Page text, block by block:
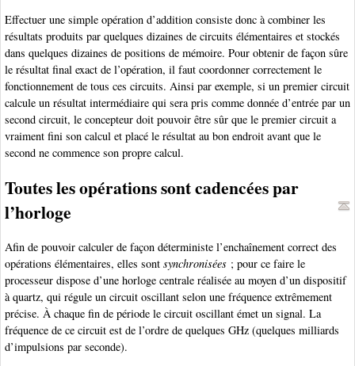
Effectuer une simple opération d’addition consiste donc à combiner les
résultats produits par quelques dizaines de circuits élémentaires et stockés
dans quelques dizaines de positions de mémoire. Pour obtenir de façon sûre
le résultat final exact de l’opération, il faut coordonner correctement le
fonctionnement de tous ces circuits. Ainsi par exemple, si un premier circuit
calcule un résultat intermédiaire qui sera pris comme donnée d’entrée par un
second circuit, le concepteur doit pouvoir être sûr que le premier circuit a
vraiment fini son calcul et placé le résultat au bon endroit avant que le
second ne commence son propre calcul.
Toutes les opérations sont cadencées par
l’horloge
Afin de pouvoir calculer de façon déterministe l’enchaînement correct des
opérations élémentaires, elles sont synchronisées ; pour ce faire le
processeur dispose d’une horloge centrale réalisée au moyen d’un dispositif
à quartz, qui régule un circuit oscillant selon une fréquence extrêmement
précise. À chaque fin de période le circuit oscillant émet un signal. La
fréquence de ce circuit est de l’ordre de quelques GHz (quelques milliards
d’impulsions par seconde).